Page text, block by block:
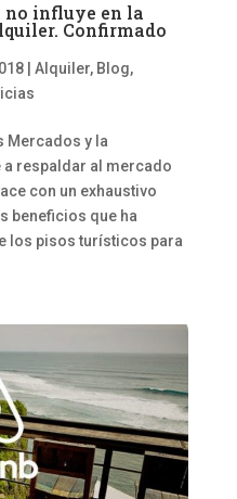
influye en la
Confirmado
| Alquiler, Blog,
Mercados y la
a respaldar al mercado
con un exhaustivo
beneficios que ha
los pisos turísticos para